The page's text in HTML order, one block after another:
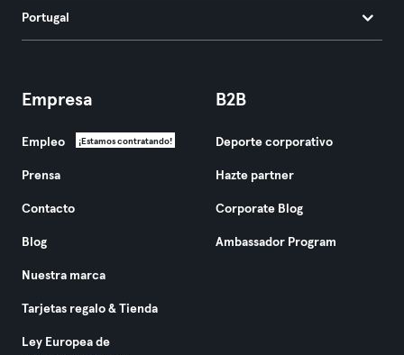
Portugal
Empresa
Empleo ¡Estamos contratando!
Prensa
Contacto
Blog
Nuestra marca
Tarjetas regalo & Tienda
Ley Europea de
B2B
Deporte corporativo
Hazte partner
Corporate Blog
Ambassador Program